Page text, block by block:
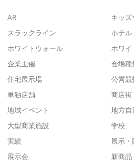
AR
キッ
スラックライン
ホテル
ホワイトウォール
ホワ
企業主催
会場種
住宅展示場
公営競
単独店舗
商店街
地域イベント
地方自
大型商業施設
学校
実績
展示
展示会
新商品